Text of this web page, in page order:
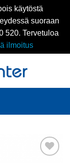
käytöstä
suoraan
520. Tervetuloa
ilmoitus